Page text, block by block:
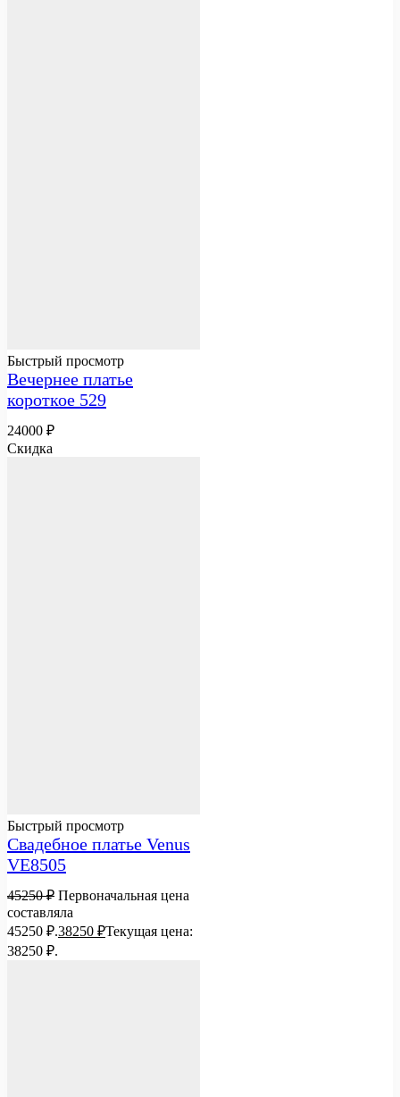
Быстрый просмотр
Вечернее платье
короткое 529
24000 ₽
Скидка
Быстрый просмотр
Свадебное платье Venus
VE8505
45250₽ Первоначальная цена
составляла
45250 ₽.38250 ₽Текущая цена:
38250 ₽.